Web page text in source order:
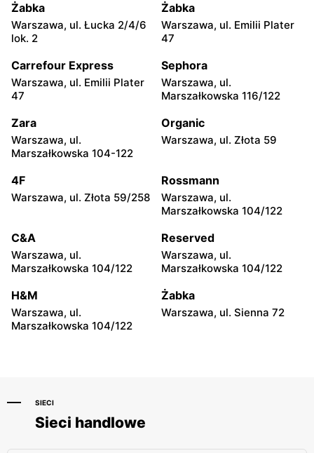
H&M
Żyrardów, ul. 1 Maja 40
H&M
Sochaczew, ul.
H&M
Ciechanów, ul.
H&M
Siedlce, ul. Józefa
H&M
Płock, ul. Wyszogrodzka
H&M
H&M H&M
Ostrołęka, ul. Gen. Augusta
H&M
Tomaszów Mazowiecki, ul.
H&M
Puławy, ul. Lubelska 2
H&M
Łódź, ul. Brzezińska 27/29
H&M
Żabka
Warszawa, ul. Łucka 2/4/6
lok. 2
Żabka
Warszawa, ul. Emilii Plater
47
Carrefour Express
Warszawa, ul. Emilii Plater
47
Sephora
Warszawa, ul.
Marszałkowska 116/122
Zara
Warszawa, ul.
Marszałkowska 104-122
Organic
Warszawa, ul. Złota 59
4F
Warszawa, ul. Złota 59/258
Rossmann
Warszawa, ul.
Marszałkowska 104/122
C&A
Warszawa, ul.
Marszałkowska 104/122
Reserved
Warszawa, ul.
Marszałkowska 104/122
H&M
Warszawa, ul.
Marszałkowska 104/122
Żabka
Warszawa, ul. Sienna 72
SIECI
Sieci handlowe